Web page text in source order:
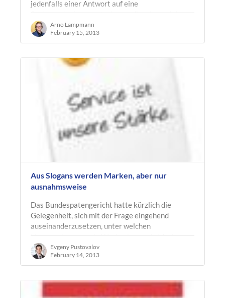
jedenfalls einer Antwort auf eine
Sachstandanfrage entnehmen, die wir ca. sieben
Monate nach…
Arno Lampmann
February 15, 2013
Aus Slogans werden Marken, aber nur
ausnahmsweise
Das Bundespatengericht hatte kürzlich die
Gelegenheit, sich mit der Frage eingehend
auseinanderzusetzen, unter welchen
Voraussetzungen ein Werbeslogan als Marke
geschützt…Evgeny Pustovalov
February 14, 2013